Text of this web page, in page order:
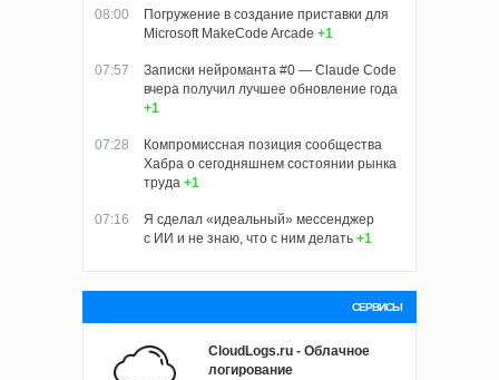
08:00
Погружение в создание приставки для
Microsoft MakeCode Arcade +1
07:57
Записки нейроманта #0 — Claude Code
вчера получил лучшее обновление года
+1
07:28
Компромиссная позиция сообщества
Хабра о сегодняшнем состоянии рынка
труда +1
07:16
Я сделал «идеальный» мессенджер
с ИИ и не знаю, что с ним делать +1
СЕРВИСЫ
CloudLogs.ru - Облачное
логирование